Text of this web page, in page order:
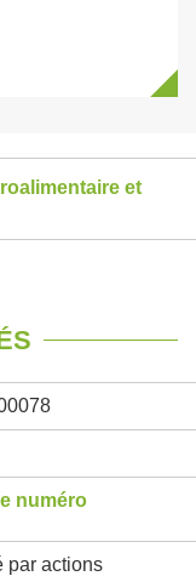
et
numéro
par actions